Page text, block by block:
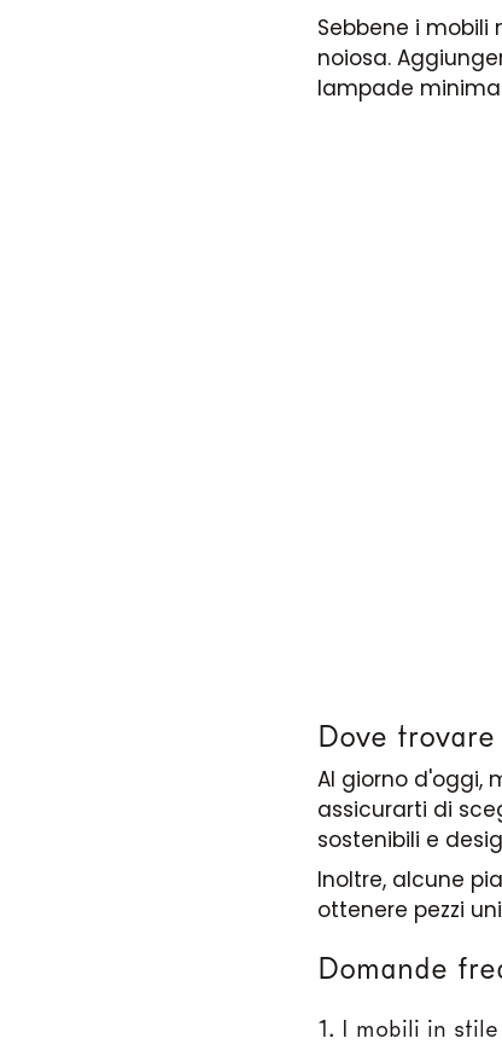
Sebbene i
noiosa.
lampade
Dove
Al giorno d'oggi,
assicurarti di
sostenibili e
Inoltre, alcune
ottenere pezzi
Domande
1. I mobili in